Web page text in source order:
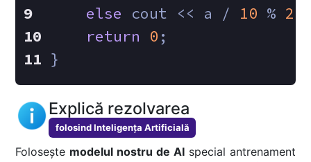
else cout << a / 10 % 2
return
0 ;
}
Explică rezolvarea
folosind Inteligența Artificială
Folosește modelul nostru de AIspecial antrenament